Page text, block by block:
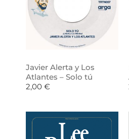
Javier Alerta y Los
Atlantes – Solo tú
2,00 €